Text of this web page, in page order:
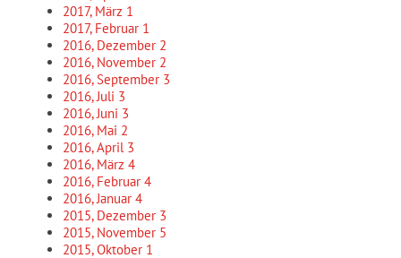
2017, März 1
2017, Februar 1
2016, Dezember 2
2016, November 2
2016, September 3
2016, Juli 3
2016, Juni 3
2016, Mai 2
2016, April 3
2016, März 4
2016, Februar 4
2016, Januar 4
2015, Dezember 3
2015, November 5
2015, Oktober 1